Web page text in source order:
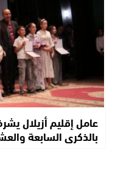
عامل إقليم أزيلال
بالذكرى السابعة